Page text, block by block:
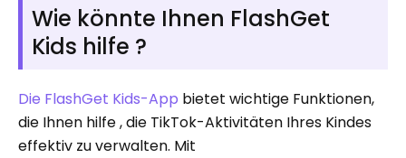
Wie könnte Ihnen FlashGet
Kids hilfe ?
Die FlashGet Kids-App bietet wichtige Funktionen,
die Ihnen hilfe , die TikTok-Aktivitäten Ihres Kindes
effektiv zu verwalten. Mit